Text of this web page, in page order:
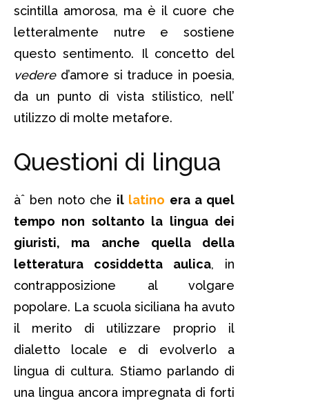
scintilla amorosa, ma è il cuore che
letteralmente nutre e sostiene
questo sentimento. Il concetto del
vedered’amore si traduce in poesia,
da un punto di vista stilistico, nell’
utilizzo di molte metafore.
Questioni di lingua
àˆ ben noto che il latino era a quel
tempo non soltanto la lingua dei
giuristi, ma anche quella della
letteratura cosiddetta aulica, in
contrapposizione al volgare
popolare. La scuola siciliana ha avuto
il merito di utilizzare proprio il
dialetto locale e di evolverlo a
lingua di cultura. Stiamo parlando di
una lingua ancora impregnata di forti